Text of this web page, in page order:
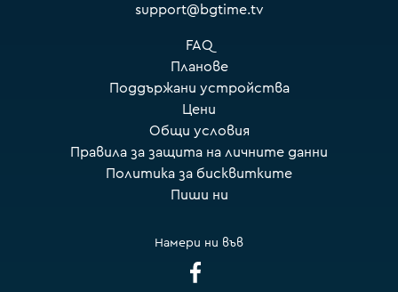
support@bgtime.tv
FAQ
Планове
Поддържани устройства
Цени
Общи условия
Правила за защита на личните данни
Политика за бисквитките
Пиши ни
Намери ни във